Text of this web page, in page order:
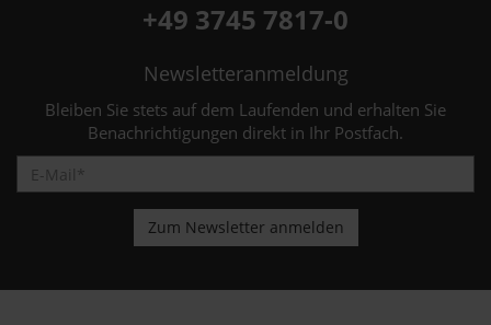
+49 3745 7817-0
Newsletteranmeldung
Bleiben Sie stets auf dem Laufenden und erhalten Sie
Benachrichtigungen direkt in Ihr Postfach.